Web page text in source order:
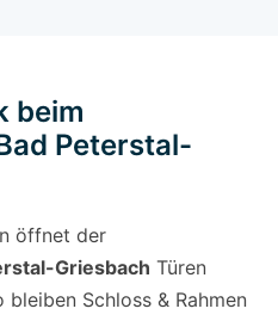
beim
Peterstal-
öffnet der
Griesbach Türen
Schloss & Rahmen